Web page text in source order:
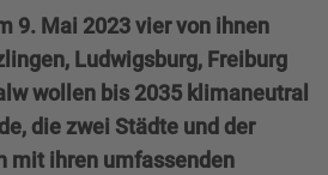
9. Mai 2023 vier von ihnen
Ludwigsburg, Freiburg
wollen bis 2035 klimaneutral
die zwei Städte und der
mit ihren umfassenden